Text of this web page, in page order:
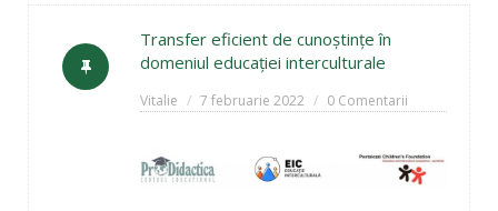
Transfer eficient de cunoștințe în
domeniul educației interculturale
Vitalie 7 februarie 2022 0 Comentarii